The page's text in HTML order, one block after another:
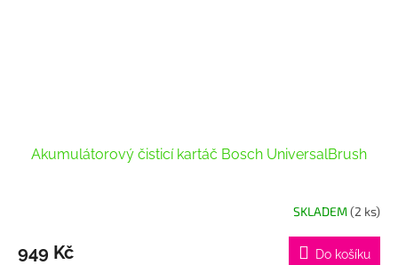
Akumulátorový čisticí kartáč Bosch UniversalBrush
SKLADEM(2 ks)
949 Kč Do košíku